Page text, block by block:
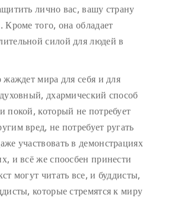
лично вас, вашу страну
Кроме того, она обладает
силой для людей в
жаждет мира для себя и для
дхармический способ
покой, который не потребует
вред, не потребует ругать
участвовать в демонстрациях
и всё же споосбен принести
могут читать все, и буддисты,
которые стремятся к миру